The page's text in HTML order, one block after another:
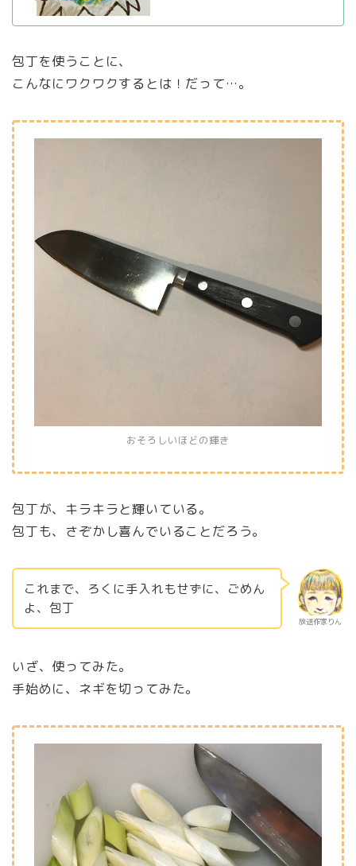
包丁を使うことに、
こんなにワクワクするとは！だって…。
おそろしいほどの輝き
包丁が、キラキラと輝いている。
包丁も、さぞかし喜んでいることだろう。
放送作家りん
これまで、ろくに手入れもせずに、ごめん
よ、包丁
いざ、使ってみた。
手始めに、ネギを切ってみた。